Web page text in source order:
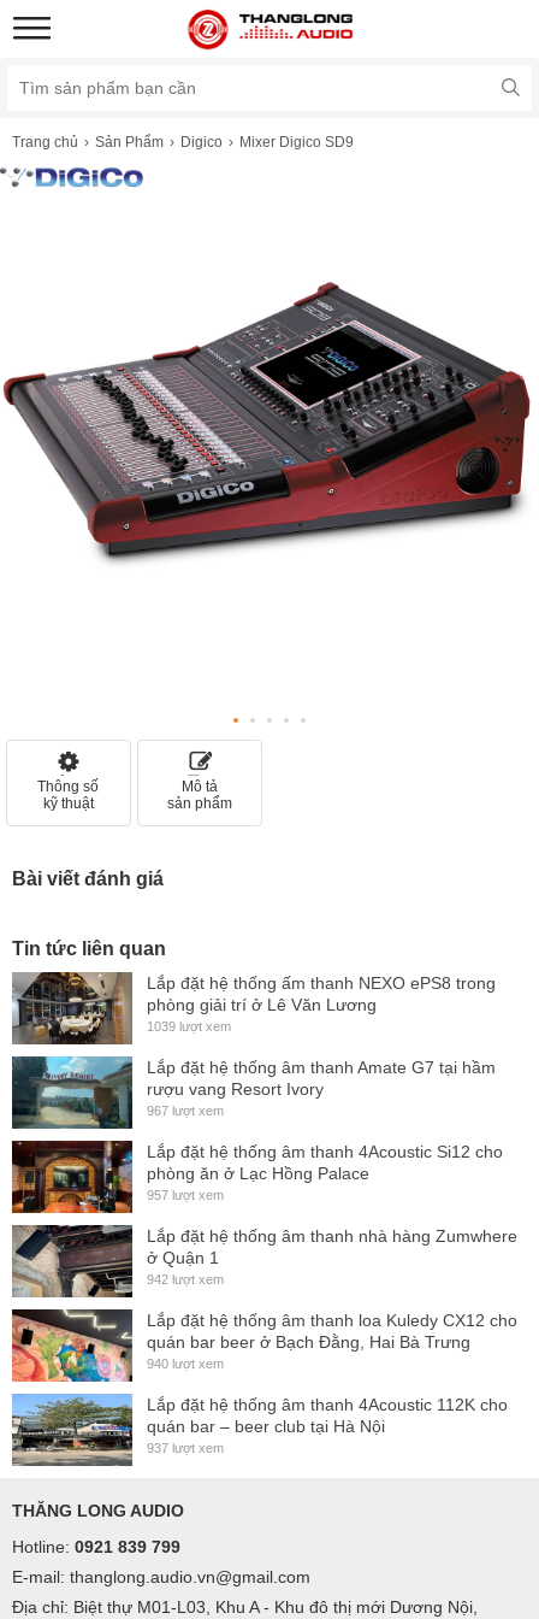
Trang chủ Sản Phẩm Digico Mixer Digico SD9
Thông số
kỹ thuật
Mô tả
sản phẩm
Bài viết đánh giá
Tin tức liên quan
Lắp đặt hệ thống ấm thanh NEXO ePS8 trong
phòng giải trí ở Lê Văn Lương
1039 lượt xem
Lắp đặt hệ thống âm thanh Amate G7 tại hầm
rượu vang Resort Ivory
967 lượt xem
Lắp đặt hệ thống âm thanh 4Acoustic Si12 cho
phòng ăn ở Lạc Hồng Palace
957 lượt xem
Lắp đặt hệ thống âm thanh nhà hàng Zumwhere
ở Quận 1
942 lượt xem
Lắp đặt hệ thống âm thanh loa Kuledy CX12 cho
quán bar beer ở Bạch Đằng, Hai Bà Trưng
940 lượt xem
Lắp đặt hệ thống âm thanh 4Acoustic 112K cho
quán bar – beer club tại Hà Nội
937 lượt xem
THĂNG LONG AUDIO
Hotline: 0921 839 799
E-mail: thanglong.audio.vn@gmail.com
Địa chỉ: Biệt thự M01-L03, Khu A - Khu đô thị mới Dương Nội,